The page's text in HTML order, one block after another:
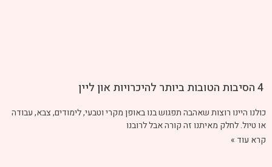
כולנו היינו רוצות שאהבה תפגוש בנו באופן מקרי וטבעי, לימודים, צבא, עבודה
או טיול. לחלק מאיתנו זה קורה אבל לרובנו
קרא עוד »